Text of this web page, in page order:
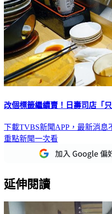
改個標籤繼續賣！日壽司店「
下載TVBS新聞APP，最新消息
重點新聞一次看
延伸閱讀